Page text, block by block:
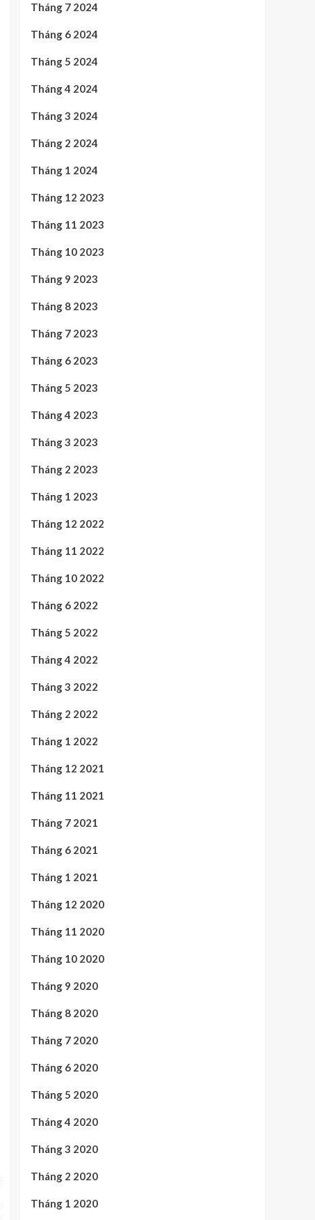
Tháng 7 2024
Tháng 6 2024
Tháng 5 2024
Tháng 4 2024
Tháng 3 2024
Tháng 2 2024
Tháng 1 2024
Tháng 12 2023
Tháng 11 2023
Tháng 10 2023
Tháng 9 2023
Tháng 8 2023
Tháng 7 2023
Tháng 6 2023
Tháng 5 2023
Tháng 4 2023
Tháng 3 2023
Tháng 2 2023
Tháng 1 2023
Tháng 12 2022
Tháng 11 2022
Tháng 10 2022
Tháng 6 2022
Tháng 5 2022
Tháng 4 2022
Tháng 3 2022
Tháng 2 2022
Tháng 1 2022
Tháng 12 2021
Tháng 11 2021
Tháng 7 2021
Tháng 6 2021
Tháng 1 2021
Tháng 12 2020
Tháng 11 2020
Tháng 10 2020
Tháng 9 2020
Tháng 8 2020
Tháng 7 2020
Tháng 6 2020
Tháng 5 2020
Tháng 4 2020
Tháng 3 2020
Tháng 2 2020
Tháng 1 2020